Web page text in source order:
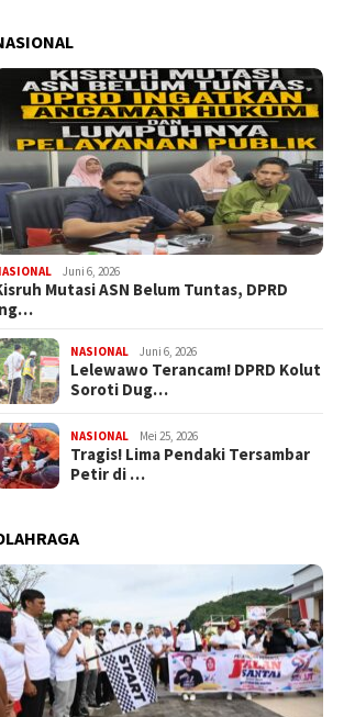
Polres Buton Utara Tahan
Satu Tersangka Kasus
Penganiayaan, Empat
Terduga Pelaku Diminta
Menyerahkan Diri
Sekda Kolut
Pertama,
Adu
Juni 6, 2026
Mutasi ASN Belum Tuntas, DPRD
NASIONAL Juni 6, 2026
Lelewawo Terancam! DPRD Kolut
Soroti Dug…
NASIONAL Mei 25, 2026
Tragis! Lima Pendaki Tersambar
Petir di …